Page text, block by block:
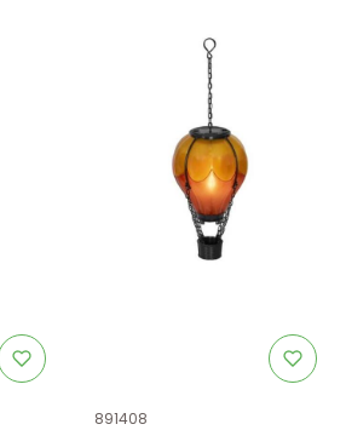
Kod produktu
891408